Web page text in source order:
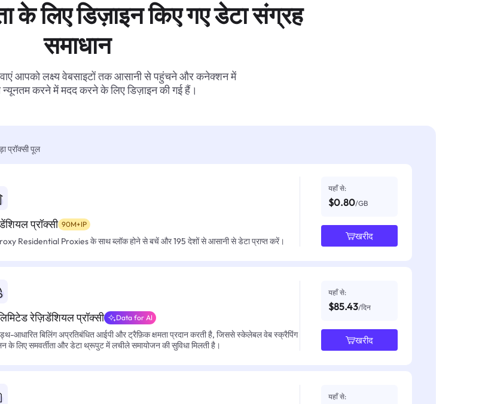
के लिए डिज़ाइन किए गए डेटा संग्रह
समाधान
आपको लक्ष्य वेबसाइटों तक आसानी से पहुंचने और कनेक्शन में
न्यूनतम करने में मदद करने के लिए डिज़ाइन की गई हैं।
प्रॉक्सी पूल
प्रॉक्सी 90M+IP
Residential Proxies के साथ ब्लॉक होने से बचें और 195 देशों से आसानी से डेटा प्राप्त करें।
यहाँ से:
$0.80/GB
खरीद
रेज़िडेंशियल प्रॉक्सी Data for AI
आधारित बिलिंग अप्रतिबंधित आईपी और ट्रैफ़िक क्षमता प्रदान करती है, जिससे स्केलेबल वेब स्क्रैपिंग
के लिए समवर्तीता और डेटा थ्रूपुट में लचीले समायोजन की सुविधा मिलती है।
यहाँ से:
$85.43/दिन
खरीद
यहाँ से: